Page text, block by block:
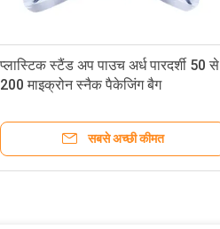
प्लास्टिक स्टैंड अप पाउच अर्ध पारदर्शी 50 से
200 माइक्रोन स्नैक पैकेजिंग बैग
सबसे अच्छी कीमत
सेवर वैक्यूम रोल